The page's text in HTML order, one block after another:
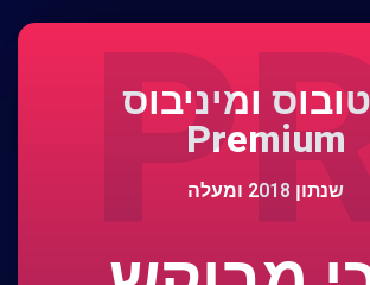
ומיניבוס
Premium
שנתון 2018 ומעלה